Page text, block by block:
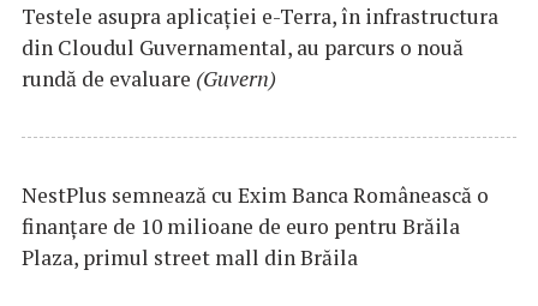
Testele asupra aplicaţiei e-Terra, în infrastructura
din Cloudul Guvernamental, au parcurs o nouă
rundă de evaluare (Guvern)
NestPlus semnează cu Exim Banca Românească o
finanțare de 10 milioane de euro pentru Brăila
Plaza, primul street mall din Brăila